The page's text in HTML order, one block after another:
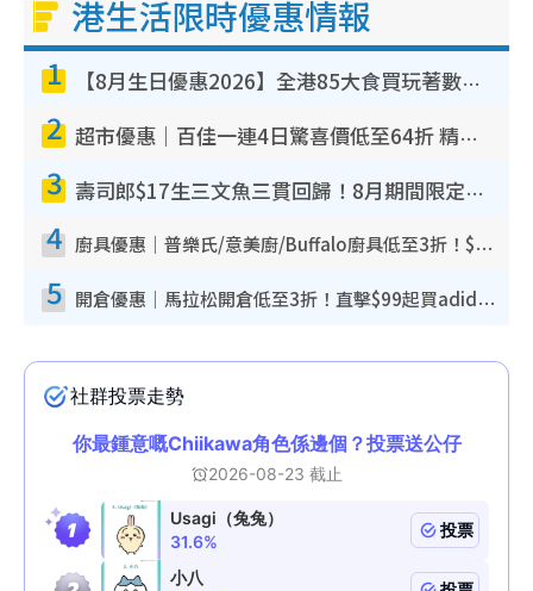
港生活限時優惠情報
1 【8月生日優惠2026】全港85大食買玩著數攻略 自助餐/火鍋放題同行免費＋誠品/DONKI送現金券
2 超市優惠｜百佳一連4日驚喜價低至64折 精選貨品$6.5起！指定周末分店免費試食+送$20現金券
3 壽司郎$17生三文魚三貫回歸！8月期間限定創業祭 $10白碟優惠／$12大切長鰭大吞拿魚腩
4 廚具優惠｜普樂氏/意美廚/Buffalo廚具低至3折！$89起買煎鍋／炒鑊／個人鍋 同場小家電激減至$99起
5 開倉優惠｜馬拉松開倉低至3折！直擊$99起買adidas／New Balance／Puma鞋款 STANLEY保溫杯劈價至$119起